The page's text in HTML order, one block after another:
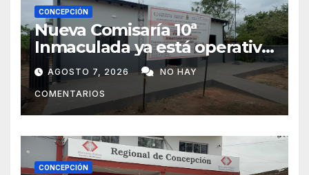
CONCEPCIÓN
Nueva Comisaría 10ª
Inmaculada ya está operativa
tras mudanza de agentes
policiales
AGOSTO 7, 2026 NO HAY
COMENTARIOS
CONCEPCIÓN